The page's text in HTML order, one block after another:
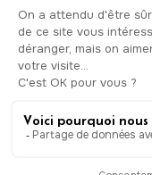
Service